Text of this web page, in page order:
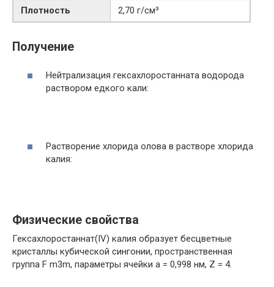
Плотность
2,70 г/см³
Получение
Нейтрализация гексахлоростанната водорода
раствором едкого кали:
Растворение хлорида олова в растворе хлорида
калия:
Физические свойства
Гексахлоростаннат(IV) калия образует бесцветные
кристаллы кубической сингонии, пространственная
группа F m3m, параметры ячейки a = 0,998 нм, Z = 4.